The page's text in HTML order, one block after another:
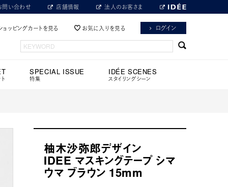
問い合わせ 店舗情報 法人のお客さま
ョッピングカートを見る お気に入りを見る ログイン
SPECIAL ISSUE
特集
IDÉE SCENES
スタイリングシーン
柚木沙弥郎デザイン
IDEE マスキングテープ シマ
ウマ ブラウン 15mm